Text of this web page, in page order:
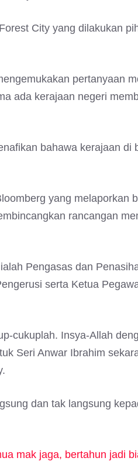
City yang dilakukan
pertanyaan
ada kerajaan negeri
bahawa kerajaan di
yang melaporkan
rancangan
Pengasas dan
serta Ketua
cukuplah. Insya-Allah
Seri Anwar Ibrahim
dan tak langsung
mak jaga, bertahun jadi